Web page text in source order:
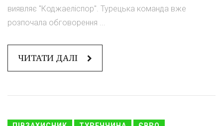
виявляє "Коджаеліспор". Турецька команда вже
розпочала обговорення ...
ЧИТАТИ ДАЛІ